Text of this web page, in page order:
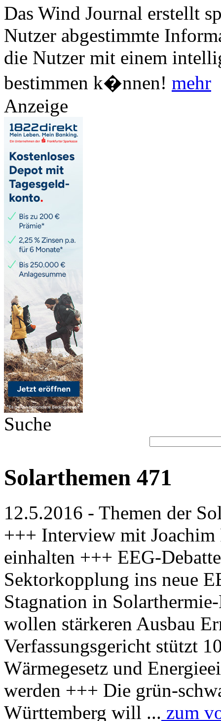
Das Wind Journal erstellt
Nutzer abgestimmte
die Nutzer mit einem
bestimmen k�nnen! mehr
Anzeige
Suche
Solarthemen 471
12.5.2016 - Themen der
+++ Interview mit
einhalten +++ EEG-
Sektorkopplung ins neue
Stagnation in
wollen stärkeren Ausbau
Verfassungsgericht stützt
Wärmegesetz und
werden +++ Die grün-
Württemberg will ... zum